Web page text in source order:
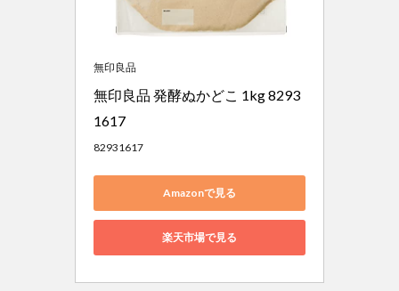
無印良品
無印良品 発酵ぬかどこ 1kg 8293
1617
82931617
Amazonで見る
楽天市場で見る